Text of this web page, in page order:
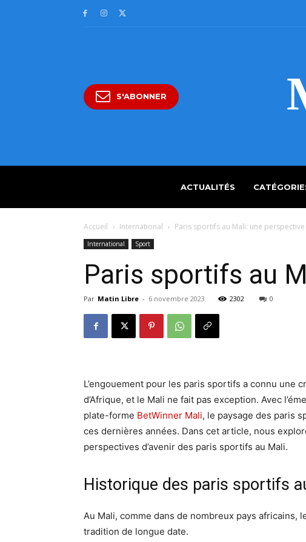
S'ABONNER
ACTUALITÉS
Accueil International Paris sportifs au Mali: une
International Sport
Paris sportifs au
Par Matin Libre - 6 novembre 2023 2302 0
L’engouement pour les paris sportifs a connu une
d’Afrique, et le Mali ne fait pas exception. Avec
plate-forme BetWinner Mali, le paysage des paris
ces dernières années. Dans cet article, nous
perspectives d’avenir des paris sportifs au Mali.
Historique des paris sportifs
Au Mali, comme dans de nombreux pays
tradition de longue date.